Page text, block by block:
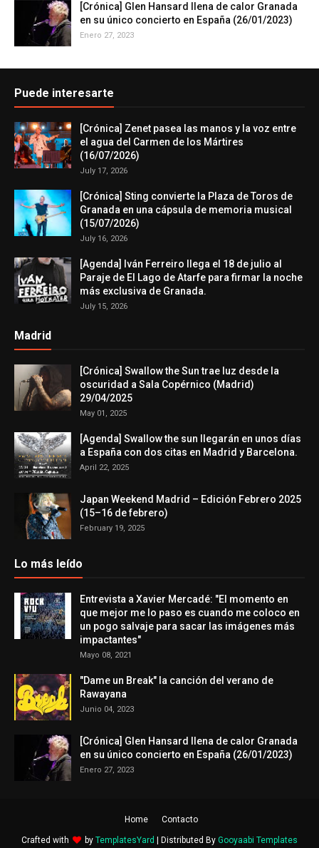
[Crónica] Glen Hansard llena de calor Granada
en su único concierto en España (26/01/2023)
Enero 27, 2023
Puede interesarte
[Crónica] Zenet pasea las manos y la voz entre
el agua del Carmen de los Mártires
(16/07/2026)
July 17, 2026
[Crónica] Sting convierte la Plaza de Toros de
Granada en una cápsula de memoria musical
(15/07/2026)
July 16, 2026
[Agenda] Iván Ferreiro llega el 18 de julio al
Paraje de El Lago de Atarfe para firmar la noche
más exclusiva de Granada.
July 15, 2026
Madrid
[Crónica] Swallow the Sun trae luz desde la
oscuridad a Sala Copérnico (Madrid)
29/04/2025
May 01, 2025
[Agenda] Swallow the sun llegarán en unos días
a España con dos citas en Madrid y Barcelona.
April 22, 2025
Japan Weekend Madrid – Edición Febrero 2025
(15–16 de febrero)
February 19, 2025
Lo más leído
Entrevista a Xavier Mercadé: "El momento en
que mejor me lo paso es cuando me coloco en
un pogo salvaje para sacar las imágenes más
impactantes"
Mayo 08, 2021
"Dame un Break" la canción del verano de
Rawayana
Junio 04, 2023
[Crónica] Glen Hansard llena de calor Granada
en su único concierto en España (26/01/2023)
Enero 27, 2023
Home Contacto
Crafted with by TemplatesYard | Distributed By Gooyaabi Templates